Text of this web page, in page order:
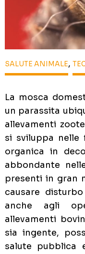
SALUTE ANIMALE,
La mosca
un parassita
allevamenti
si sviluppa nelle
organica in
abbondante
presenti in gran
causare
anche agli
allevamenti
sia ingente,
salute pubblica